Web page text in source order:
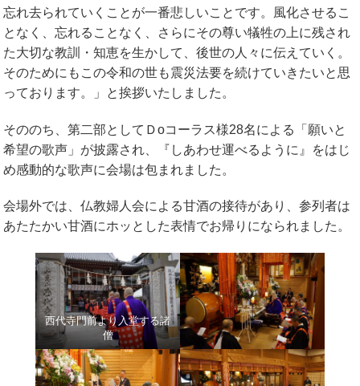
忘れ去られていくことが一番悲しいことです。風化させるこ
となく、忘れることなく、さらにその尊い犠牲の上に残され
た大切な教訓・知恵を生かして、後世の人々に伝えていく。
そのためにもこの令和の世も震災法要を続けていきたいと思
っております。」と挨拶いたしました。
そののち、第二部としてＤoコーラス様28名による「願いと
希望の歌声」が披露され、『しあわせ運べるように』をはじ
め感動的な歌声に会場は包まれました。
会場外では、仏教婦人会による甘酒の接待があり、参列者は
あたたかい甘酒にホッとした表情でお帰りになられました。
西代寺門前より入堂する諸
僧